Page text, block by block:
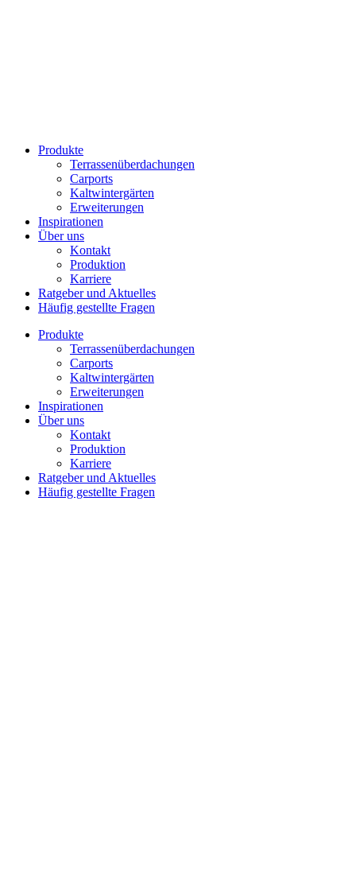
Produkte
Terrassenüberdachungen
Carports
Kaltwintergärten
Erweiterungen
Inspirationen
Über uns
Kontakt
Produktion
Karriere
Ratgeber und Aktuelles
Häufig gestellte Fragen
Produkte
Terrassenüberdachungen
Carports
Kaltwintergärten
Erweiterungen
Inspirationen
Über uns
Kontakt
Produktion
Karriere
Ratgeber und Aktuelles
Häufig gestellte Fragen